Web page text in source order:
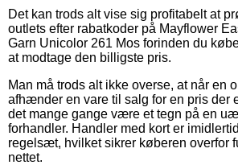
Det kan trods alt vise sig profitabelt at
outlets efter rabatkoder på Mayflower
Garn Unicolor 261 Mos forinden du
at modtage den billigste pris.
Man må trods alt ikke overse, at når en
afhænder en vare til salg for en pris der
det mange gange være et tegn på en
forhandler. Handler med kort er
regelsæt, hvilket sikrer køberen overfor
nettet.